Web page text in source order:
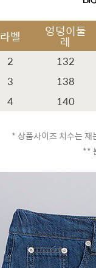
라벨 엉덩이둘
레
2 132
3 138
4 140
* 상품사이즈 치수는
**